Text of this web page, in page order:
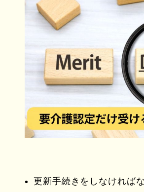
更新手続きをしなければ